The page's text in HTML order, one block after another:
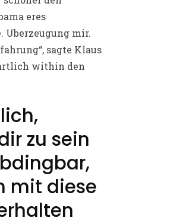
eres
Uberzeugung mir.
sagte Klaus
within den
zu sein
mit diese